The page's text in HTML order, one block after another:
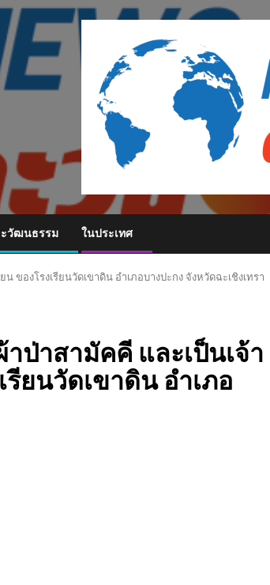
วัฒนธรรม ในประเทศ
ของโรงเรียนวัดเขาดิน อำเภอบางปะกง จังหวัดฉะเชิงเทรา
าสามัคคี และเป็นเจ้า
รียนวัดเขาดิน อำเภอ